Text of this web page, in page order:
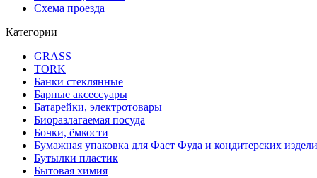
Схема проезда
Категории
GRASS
TORK
Банки стеклянные
Барные аксессуары
Батарейки, электротовары
Биоразлагаемая посуда
Бочки, ёмкости
Бумажная упаковка для Фаст Фуда и кондитерских
Бутылки пластик
Бытовая химия